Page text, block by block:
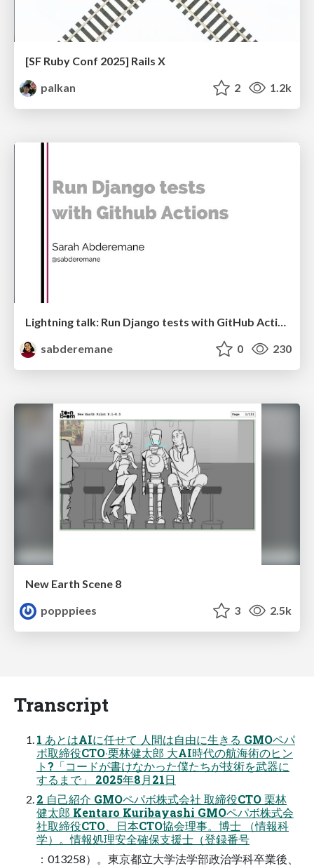
[SF Ruby Conf 2025] Rails X
palkan
2 1.2k
Lightning talk: Run Django tests with GitHub Actions
sabderemane
0 230
New Earth Scene 8
popppiees
3 2.5k
Transcript
1 あとはAIに任せて ⼈間は⾃由に⽣きる GMOペパ
ボ取締役CTO‧栗林健太郎 ⼤AI時代の航海術のヒン
ト?「コードが書けなかった僕たちが技術を武器に
するまで」 2025年8⽉21⽇
2 ⾃⼰紹介 GMOペパボ株式会社 取締役CTO 栗林
健太郎 Kentaro Kuribayashi GMOペパボ株式会
社取締役CTO、⽇本CTO協会理事。博⼠ （情報科
学）。情報処理安全確保⽀援⼠（登録番号
：013258）。東京都⽴⼤学法学部政治学科卒業後、